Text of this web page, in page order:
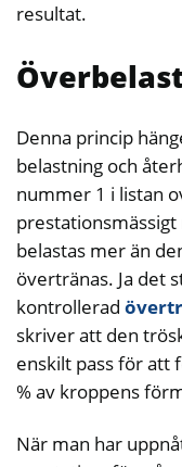
resultat.
Denna princip
belastning och
nummer 1 i listan
belastas mer än
övertränas. Ja det
kontrollerad
skriver att den
enskilt pass för att
% av kroppens
När man har